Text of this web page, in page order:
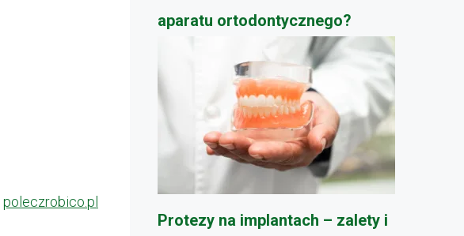
poleczrobico.pl
aparatu ortodontycznego?
Protezy na implantach – zalety i